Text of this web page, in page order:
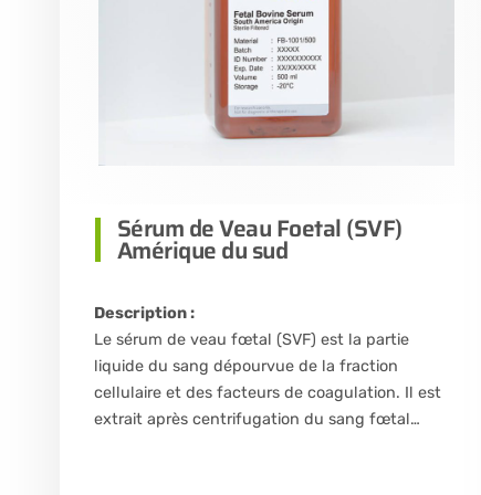
Sérum de Veau Foetal (SVF)
Amérique du sud
Description :
Le sérum de veau fœtal (SVF) est la partie
liquide du sang dépourvue de la fraction
cellulaire et des facteurs de coagulation. Il est
extrait après centrifugation du sang fœtal…